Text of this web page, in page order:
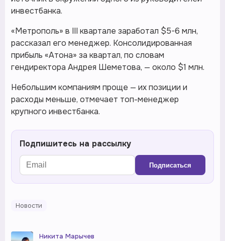
инвестбанка.
«Метрополь» в III квартале заработал $5-6 млн,
рассказал его менеджер. Консолидированная
прибыль «Атона» за квартал, по словам
гендиректора Андрея Шеметова, — около $1 млн.
Небольшим компаниям проще — их позиции и
расходы меньше, отмечает топ-менеджер
крупного инвестбанка.
Подпишитесь на рассылку
Подписаться
Новости
Никита Марычев